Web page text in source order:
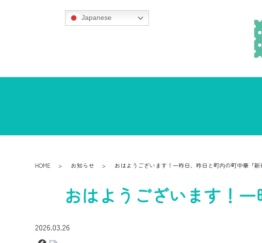
Japanese
HOME お知らせ おはようございます！一昨日、昨日と町内の町中華「新
おはようございます！
2026.03.26